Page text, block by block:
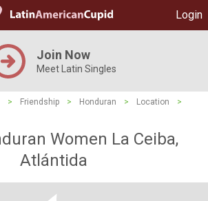
Login
Join Now
Meet Latin Singles
> Friendship > Honduran > Location
>
Women La Ceiba,
Atlántida